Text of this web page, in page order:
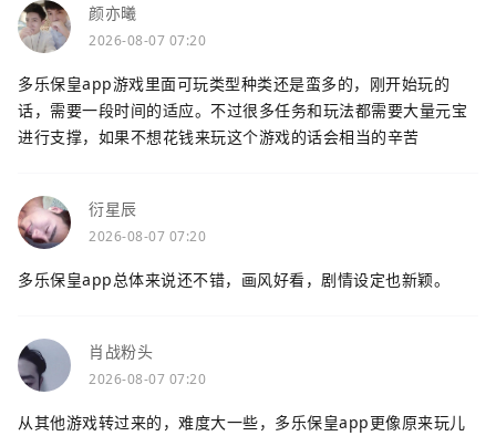
颜亦曦
2026-08-07 07:20
多乐保皇app游戏里面可玩类型种类还是蛮多的，刚开始玩的
话，需要一段时间的适应。不过很多任务和玩法都需要大量元宝
进行支撑，如果不想花钱来玩这个游戏的话会相当的辛苦
衍星辰
2026-08-07 07:20
多乐保皇app总体来说还不错，画风好看，剧情设定也新颖。
肖战粉头
2026-08-07 07:20
从其他游戏转过来的，难度大一些，多乐保皇app更像原来玩儿